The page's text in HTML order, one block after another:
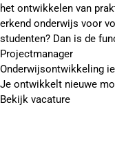
het ontwikkelen van
erkend onderwijs voor
studenten? Dan is de
Projectmanager
Onderwijsontwikkeling
Je ontwikkelt nieuwe
Bekijk vacature